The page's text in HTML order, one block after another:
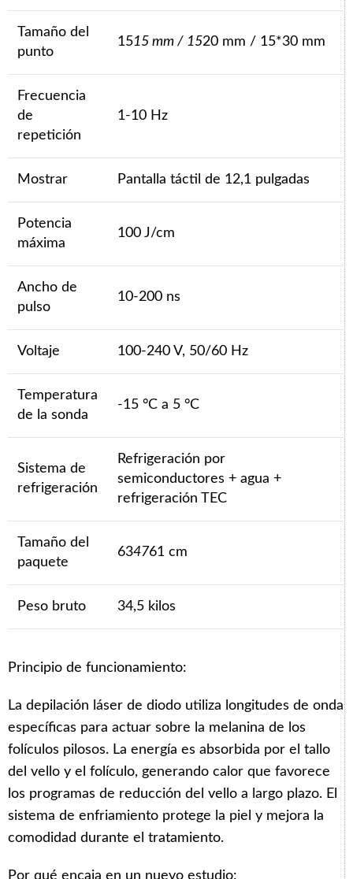
Tamaño del
punto
1515 mm / 1520 mm / 15*30 mm
Frecuencia
de
repetición
1-10 Hz
Mostrar Pantalla táctil de 12,1 pulgadas
Potencia
máxima
100 J/cm
Ancho de
pulso
10-200 ns
Voltaje 100-240 V, 50/60 Hz
Temperatura
de la sonda
-15 °C a 5 °C
Sistema de
refrigeración
Refrigeración por
semiconductores + agua +
refrigeración TEC
Tamaño del
paquete
634761 cm
Peso bruto 34,5 kilos
Principio de funcionamiento:
La depilación láser de diodo utiliza longitudes de onda
específicas para actuar sobre la melanina de los
folículos pilosos. La energía es absorbida por el tallo
del vello y el folículo, generando calor que favorece
los programas de reducción del vello a largo plazo. El
sistema de enfriamiento protege la piel y mejora la
comodidad durante el tratamiento.
Por qué encaja en un nuevo estudio: